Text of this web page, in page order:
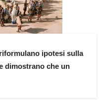
ipotesi sulla
dimostrano che un